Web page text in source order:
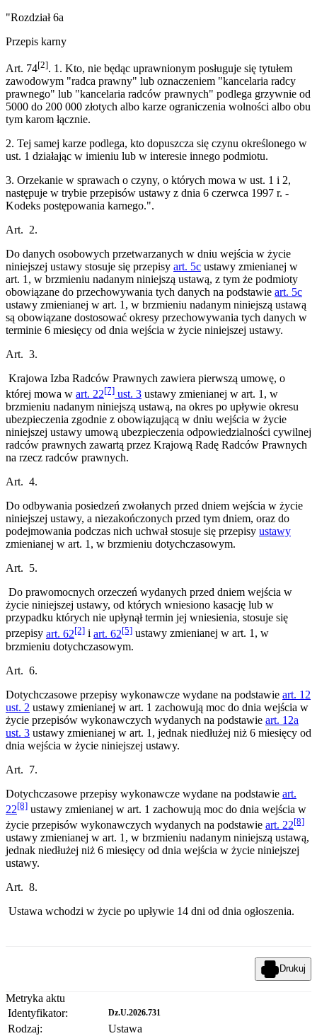
"Rozdział 6a
Przepis karny
Art. 74[2]. 1. Kto, nie będąc uprawnionym posługuje się tytułem
zawodowym "radca prawny" lub oznaczeniem "kancelaria radcy
prawnego" lub "kancelaria radców prawnych" podlega grzywnie od
5000 do 200 000 złotych albo karze ograniczenia wolności albo obu
tym karom łącznie.
2. Tej samej karze podlega, kto dopuszcza się czynu określonego w
ust. 1 działając w imieniu lub w interesie innego podmiotu.
3. Orzekanie w sprawach o czyny, o których mowa w ust. 1 i 2,
następuje w trybie przepisów ustawy z dnia 6 czerwca 1997 r. -
Kodeks postępowania karnego.".
Art. 2.
Do danych osobowych przetwarzanych w dniu wejścia w życie
niniejszej ustawy stosuje się przepisy art. 5c ustawy zmienianej w
art. 1, w brzmieniu nadanym niniejszą ustawą, z tym że podmioty
obowiązane do przechowywania tych danych na podstawie art. 5c
ustawy zmienianej w art. 1, w brzmieniu nadanym niniejszą ustawą
są obowiązane dostosować okresy przechowywania tych danych w
terminie 6 miesięcy od dnia wejścia w życie niniejszej ustawy.
Art. 3.
Krajowa Izba Radców Prawnych zawiera pierwszą umowę, o
której mowa w art. 22[7] ust. 3 ustawy zmienianej w art. 1, w
brzmieniu nadanym niniejszą ustawą, na okres po upływie okresu
ubezpieczenia zgodnie z obowiązującą w dniu wejścia w życie
niniejszej ustawy umową ubezpieczenia odpowiedzialności cywilnej
radców prawnych zawartą przez Krajową Radę Radców Prawnych
na rzecz radców prawnych.
Art. 4.
Do odbywania posiedzeń zwołanych przed dniem wejścia w życie
niniejszej ustawy, a niezakończonych przed tym dniem, oraz do
podejmowania podczas nich uchwał stosuje się przepisy ustawy
zmienianej w art. 1, w brzmieniu dotychczasowym.
Art. 5.
Do prawomocnych orzeczeń wydanych przed dniem wejścia w
życie niniejszej ustawy, od których wniesiono kasację lub w
przypadku których nie upłynął termin jej wniesienia, stosuje się
przepisy art. 62[2] i art. 62[5] ustawy zmienianej w art. 1, w
brzmieniu dotychczasowym.
Art. 6.
Dotychczasowe przepisy wykonawcze wydane na podstawie art. 12
ust. 2 ustawy zmienianej w art. 1 zachowują moc do dnia wejścia w
życie przepisów wykonawczych wydanych na podstawie art. 12a
ust. 3 ustawy zmienianej w art. 1, jednak niedłużej niż 6 miesięcy od
dnia wejścia w życie niniejszej ustawy.
Art. 7.
Dotychczasowe przepisy wykonawcze wydane na podstawie art.
22[8] ustawy zmienianej w art. 1 zachowują moc do dnia wejścia w
życie przepisów wykonawczych wydanych na podstawie art. 22[8]
ustawy zmienianej w art. 1, w brzmieniu nadanym niniejszą ustawą,
jednak niedłużej niż 6 miesięcy od dnia wejścia w życie niniejszej
ustawy.
Art. 8.
Ustawa wchodzi w życie po upływie 14 dni od dnia ogłoszenia.
Drukuj
Metryka aktu
Identyfikator:
Dz.U.2026.731
Rodzaj: Ustawa